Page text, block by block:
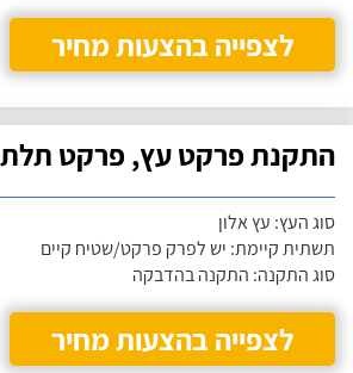
לצפייה בהצעות מחיר
התקנת פרקט עץ, פרקט
סוג העץ: עץ אלון
תשתית קיימת: יש לפרק פרקט/שטיח קיים
סוג התקנה: התקנה בהדבקה
לצפייה בהצעות מחיר